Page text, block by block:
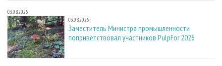
03.08.2026
03.08.2026
Заместитель Министра промышленности
поприветствовал участников PulpFor 2026